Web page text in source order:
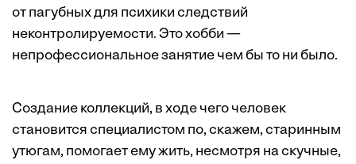
от пагубных для психики следствий
неконтролируемости. Это хобби —
непрофессиональное занятие чем бы то ни было.
Создание коллекций, в ходе чего человек
становится специалистом по, скажем, старинным
утюгам, помогает ему жить, несмотря на скучные,